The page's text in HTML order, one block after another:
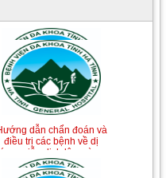
Hướng dẫn chẩn đoán và
điều trị một số bệnh
truyền nhiễm